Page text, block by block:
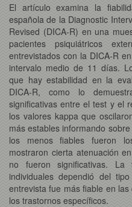
El artículo examina la
española de la Diagnostic
Revised (DICA-R) en una
pacientes psiquiátricos
entrevistados con la DICA-R
intervalo medio de 11 días.
que hay estabilidad en la
DICA-R, como lo
significativas entre el test y el
los valores kappa que
más estables informando
los menos fiables fueron
mostraron cierta atenuación
no fueron significativas. La
individuales dependió del
entrevista fue más fiable en
los trastornos específicos.